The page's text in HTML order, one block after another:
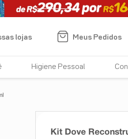
lojas
Meus Pedidos
Higiene Pessoal
Kit Dove